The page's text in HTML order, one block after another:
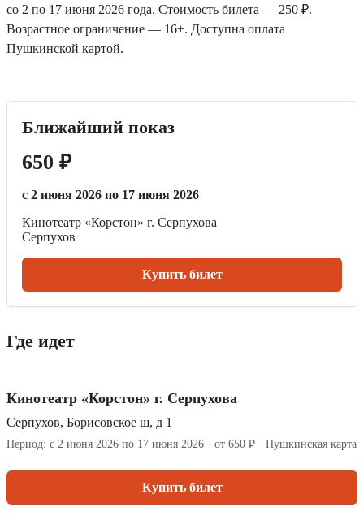
со 2 по 17 июня 2026 года. Стоимость билета — 250 ₽.
Возрастное ограничение — 16+. Доступна оплата
Пушкинской картой.
Ближайший показ
650 ₽
с 2 июня 2026 по 17 июня 2026
Кинотеатр «Корстон» г. Серпухова
Серпухов
Купить билет
Где идет
Кинотеатр «Корстон» г. Серпухова
Серпухов, Борисовское ш, д 1
Период: с 2 июня 2026 по 17 июня 2026 · от 650 ₽ · Пушкинская карта
Купить билет